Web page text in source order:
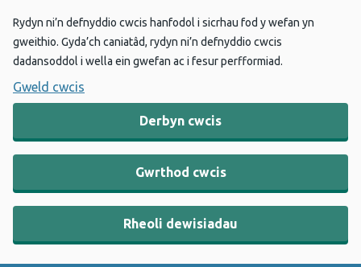
Rydyn ni’n defnyddio cwcis hanfodol i sicrhau fod y wefan yn
gweithio. Gyda’ch caniatâd, rydyn ni’n defnyddio cwcis
dadansoddol i wella ein gwefan ac i fesur perfformiad.
Gweld cwcis
Derbyn cwcis
Gwrthod cwcis
Rheoli dewisiadau